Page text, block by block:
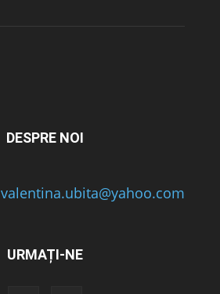
DESPRE NOI
valentina.ubita@yahoo.com
URMAȚI-NE